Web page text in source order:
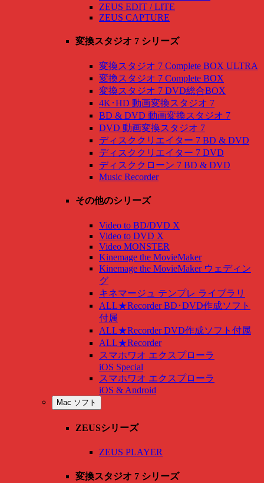
ZEUS EDIT / LITE
ZEUS CAPTURE
変換スタジオ 7 シリーズ
変換スタジオ 7 Complete BOX ULTRA
変換スタジオ 7 Complete BOX
変換スタジオ 7 DVD総合BOX
4K･HD 動画変換スタジオ 7
BD & DVD 動画変換スタジオ 7
DVD 動画変換スタジオ 7
ディスククリエイター 7 BD & DVD
ディスククリエイター 7 DVD
ディスククローン 7 BD & DVD
Music Recorder
その他のシリーズ
Video to BD/DVD X
Video to DVD X
Video MONSTER
Kinemage the MovieMaker
Kinemage the MovieMaker ウェディン
グ
キネマージュ テンプレ ライブラリ
ALL★Recorder BD･DVD作成ソフト
付属
ALL★Recorder DVD作成ソフト付属
ALL★Recorder
スマホワオ エクスプローラ
iOS Special
スマホワオ エクスプローラ
iOS & Android
Mac ソフト
ZEUSシリーズ
ZEUS PLAYER
変換スタジオ 7 シリーズ